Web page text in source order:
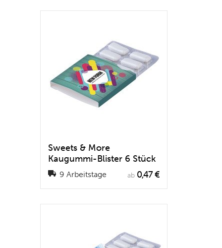
Sweets & More
Kaugummi-Blister 6 Stück
9 Arbeitstage ab 0,47 €